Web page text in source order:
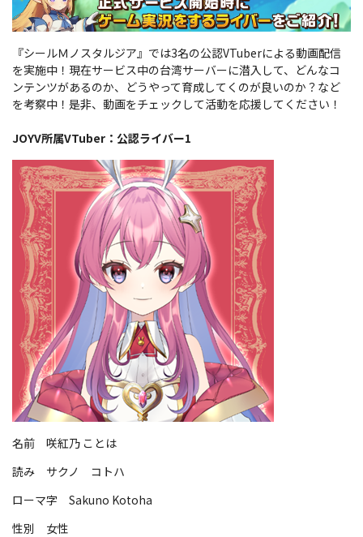
『シールＭノスタルジア』では3名の公認VTuberによる動画配信
を実施中！現在サービス中の台湾サーバーに潜入して、どんなコ
ンテンツがあるのか、どうやって育成してくのが良いのか？など
を考察中！是非、動画をチェックして活動を応援してください！
JOYV所属VTuber：公認ライバー1
名前 咲紅乃 ことは
読み サクノ コトハ
ローマ字 Sakuno Kotoha
性別 女性